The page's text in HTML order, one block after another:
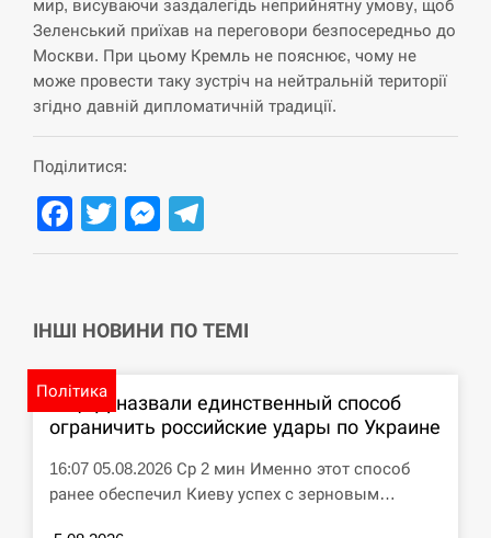
СЕРПЕНЬ
12:53
США обсуждают лицензии на Patriot для
Украины, несмотря на сомнения…
СЕРПЕНЬ
12:40
Латвія готова направити до 20 військових для
розблокування Ормузької протоки
12:23
Силы обороны поразили российскую
СЕРПЕНЬ
12:10
циклоспорозу, захворіли понад 10 тисяч…
СЕРПЕНЬ
мир, висуваючи заздалегідь неприйнятну умову, щоб
Зеленський приїхав на переговори безпосередньо до
Москви. При цьому Кремль не пояснює, чому не
може провести таку зустріч на нейтральній території
згідно давній дипломатичній традиції.
Поділитися:
Facebook
TwitterMessenger
ІНШІ НОВИНИ ПО ТЕМІ
Політика
В ЦПД назвали единственный способ
ограничить российские удары по Украине
16:07 05.08.2026 Ср 2 мин Именно этот способ
ранее обеспечил Киеву успех с зерновым…